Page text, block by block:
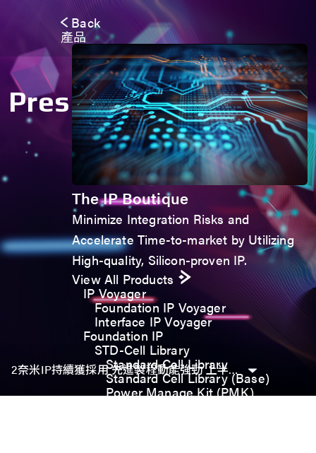
Back
產品
The IP Boutique
Minimize Integration Risks and
Accelerate Time-to-market by Utilizing
High-quality, Silicon-proven IP.
View All Products
IP Voyager
Foundation IP Voyager
Interface IP Voyager
Foundation IP
STD-Cell Library
Standard Cell Library
Standard Cell Library (Base)
Power Manage Kit (PMK)
Press Release
2奈米IP持續獲採用 先進製程動能強勁 上半年穩健成長